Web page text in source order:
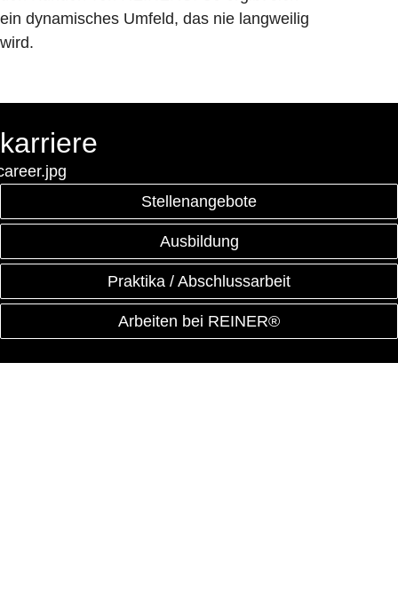
ein dynamisches Umfeld, das nie langweilig
wird.
karriere
Stellenangebote
Ausbildung
Praktika / Abschlussarbeit
Arbeiten bei REINER®